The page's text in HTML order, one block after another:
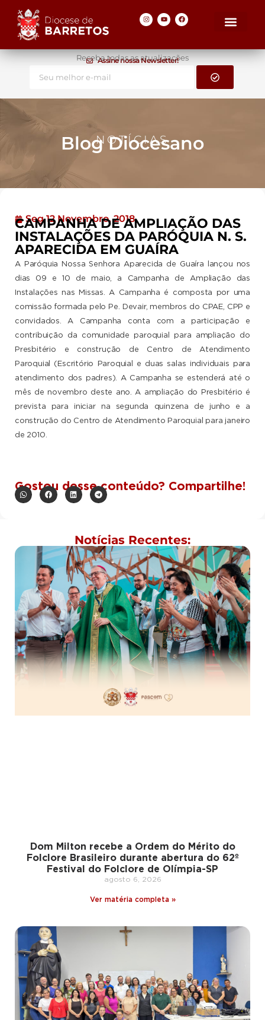
Assine nossa Newsletter!
Receba todas as atualizações
NOTÍCIAS
Blog Diocesano
Seg 12 Novembro, 2018
CAMPANHA DE AMPLIAÇÃO DAS
INSTALAÇÕES DA PARÓQUIA N. S.
APARECIDA EM GUAÍRA
A Paróquia Nossa Senhora Aparecida de Guaíra lançou nos
dias 09 e 10 de maio, a Campanha de Ampliação das
Instalações nas Missas. A Campanha é composta por uma
comissão formada pelo Pe. Devair, membros do CPAE, CPP e
convidados. A Campanha conta com a participação e
contribuição da comunidade paroquial para ampliação do
Presbitério e construção de Centro de Atendimento
Paroquial (Escritório Paroquial e duas salas individuais para
atendimento dos padres). A Campanha se estenderá até o
mês de novembro deste ano. A ampliação do Presbitério é
prevista para iniciar na segunda quinzena de junho e a
construção do Centro de Atendimento Paroquial para janeiro
de 2010.
Gostou desse conteúdo? Compartilhe!
Notícias Recentes:
Dom Milton recebe a Ordem do Mérito do
Folclore Brasileiro durante abertura do 62º
Festival do Folclore de Olímpia-SP
agosto 6, 2026
Ver matéria completa »